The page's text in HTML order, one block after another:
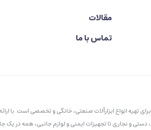
مقالات
تماس با ما
تهیه انواع ابزارآلات صنعتی، خانگی و تخصصی است. با
و نجاری تا تجهیزات ایمنی و لوازم جانبی، همه در